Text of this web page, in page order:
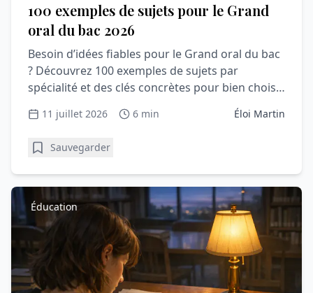
100 exemples de sujets pour le Grand
oral du bac 2026
Besoin d’idées fiables pour le Grand oral du bac
? Découvrez 100 exemples de sujets par
spécialité et des clés concrètes pour bien choisir
11 juillet 2026 6 min Éloi Martin
Sauvegarder
Éducation